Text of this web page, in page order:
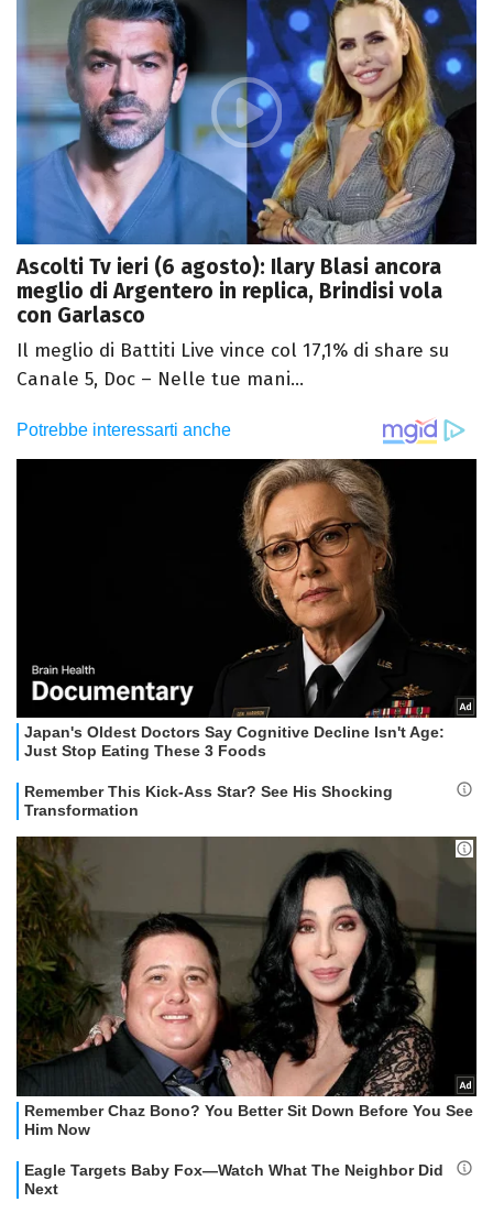
Ascolti Tv ieri (6 agosto): Ilary Blasi ancora
meglio di Argentero in replica, Brindisi vola
con Garlasco
Il meglio di Battiti Live vince col 17,1% di share su
Canale 5, Doc – Nelle tue mani...